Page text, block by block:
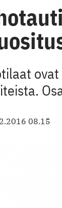
08.15